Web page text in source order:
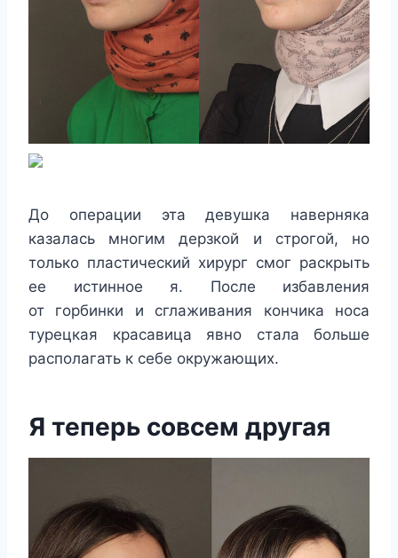
До операции эта девушка наверняка
казалась многим дерзкой и строгой, но
только пластический хирург смог раскрыть
ее истинное я. После избавления
от горбинки и сглаживания кончика носа
турецкая красавица явно стала больше
располагать к себе окружающих.
Я теперь совсем другая